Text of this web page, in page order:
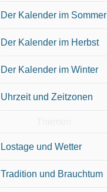
Der Kalender im Sommer
Der Kalender im Herbst
Der Kalender im Winter
Uhrzeit und Zeitzonen
Lostage und Wetter
Tradition und Brauchtum